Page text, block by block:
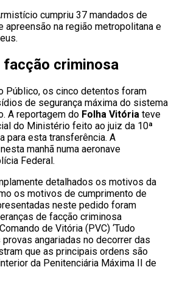
cumpriu 37 mandados de
apreensão na região metropolitana e
facção criminosa
Público, os cinco detentos foram
de segurança máxima do sistema
A reportagem do Folha Vitória teve
do Ministério feito ao juiz da 10ª
para esta transferência. A
manhã numa aeronave
Federal.
detalhados os motivos da
os motivos de cumprimento de
neste pedido foram
de facção criminosa
de Vitória (PVC) ‘Tudo
provas angariadas no decorrer das
que as principais ordens são
da Penitenciária Máxima II de